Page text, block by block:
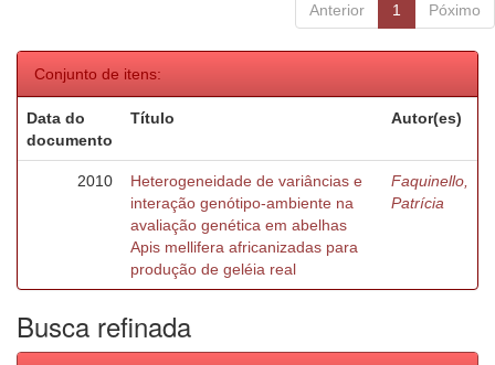
Anterior 1 Póximo
Conjunto de itens:
Data do
documento
Título Autor(es)
2010
Heterogeneidade de variâncias e
interação genótipo-ambiente na
avaliação genética em abelhas
Apis mellifera africanizadas para
produção de geléia real
Faquinello,
Patrícia
Busca refinada